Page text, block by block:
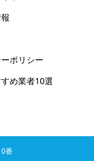
ポリシー
め業者10選
番